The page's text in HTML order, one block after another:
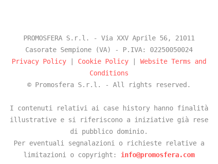
PROMOSFERA S.r.l. - Via XXV Aprile 56, 21011
Casorate Sempione (VA) - P.IVA: 02250050024
Privacy Policy
Cookie Policy
Website Terms and
Conditions
© Promosfera S.r.l. - All rights reserved.
I contenuti relativi ai case history hanno finalità
illustrative e si riferiscono a iniziative già rese
di pubblico dominio.
Per eventuali segnalazioni o richieste relative a
limitazioni o copyright: info@promosfera.com